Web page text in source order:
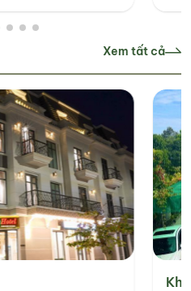
Xem tất cả